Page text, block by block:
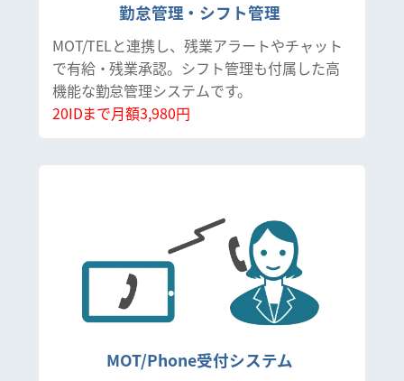
勤怠管理・シフト管理
MOT/TELと連携し、残業アラートやチャット
で有給・残業承認。シフト管理も付属した高
機能な勤怠管理システムです。
20IDまで月額3,980円
MOT/Phone受付システム